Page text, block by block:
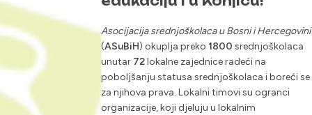
Asocijacija srednjoškolaca u Bosni i Hercegovini
(ASuBiH) okuplja preko 1800 srednjoškolaca
unutar 72lokalne zajednice radeći na
poboljšanju statusa srednjoškolaca i boreći se
za njihova prava. Lokalni timovi su ogranci
organizacije, koji djeluju u lokalnim